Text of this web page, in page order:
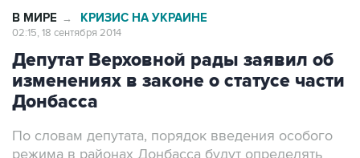
В МИРЕ → КРИЗИС НА УКРАИНЕ
02:15, 18 сентября 2014
Депутат Верховной рады заявил об
изменениях в законе о статусе части
Донбасса
По словам депутата, порядок введения особого
режима в районах Донбасса будут определять